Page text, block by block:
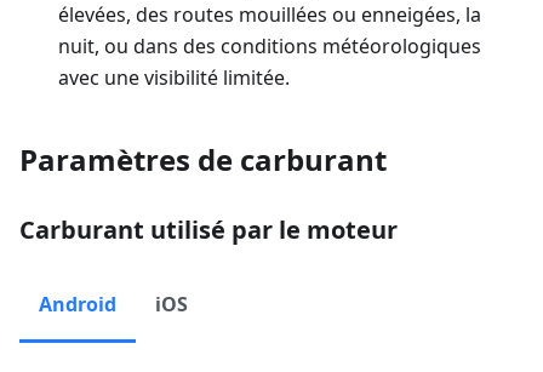
élevées, des routes mouillées ou enneigées, la
nuit, ou dans des conditions météorologiques
avec une visibilité limitée.
Paramètres de carburant
Carburant utilisé par le moteur
Android iOS